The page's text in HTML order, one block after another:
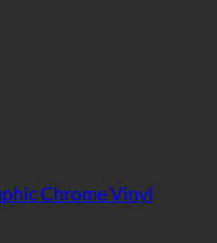
Chrome Vinyl